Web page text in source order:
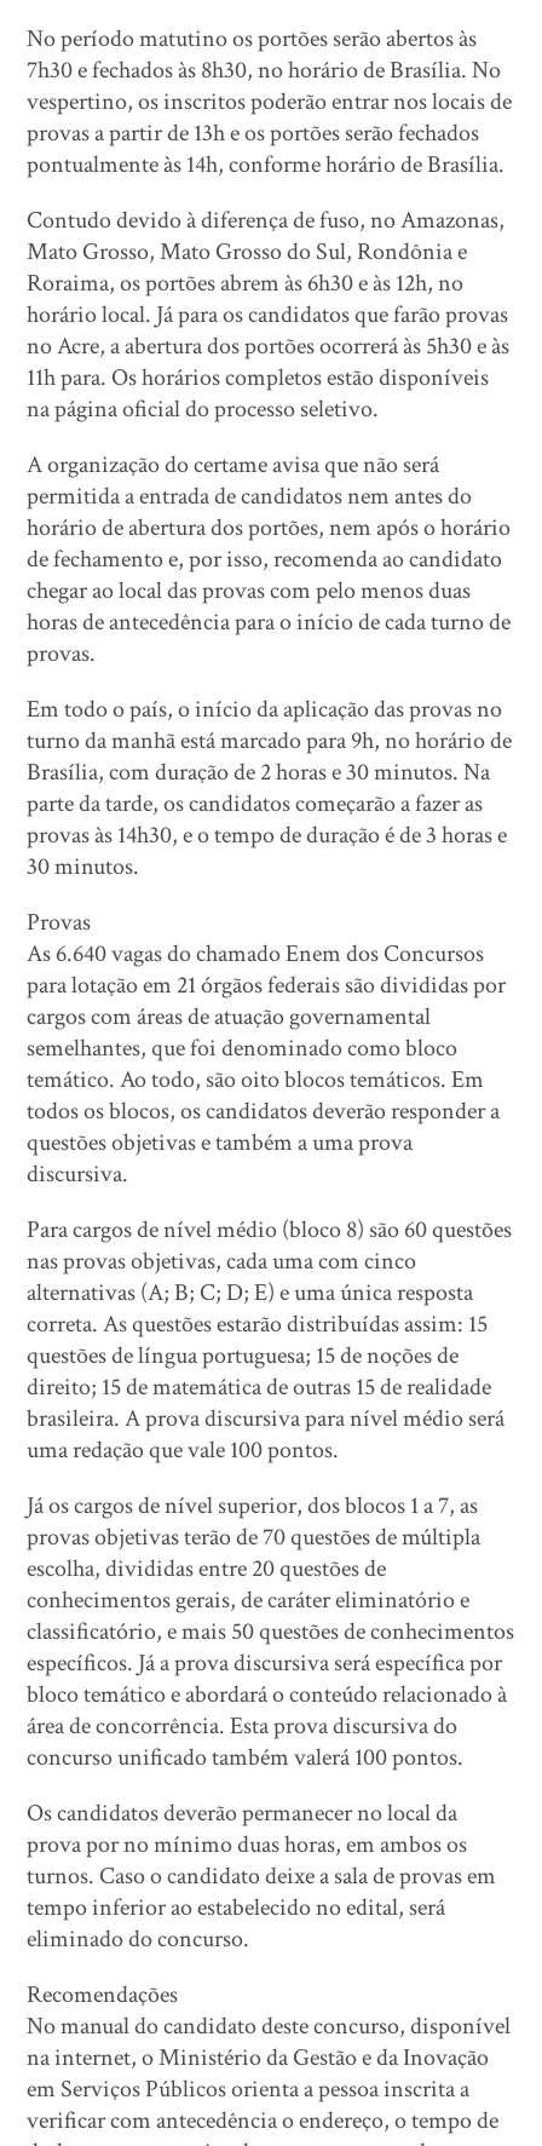
No período matutino os portões serão abertos às
7h30 e fechados às 8h30, no horário de Brasília. No
vespertino, os inscritos poderão entrar nos locais de
provas a partir de 13h e os portões serão fechados
pontualmente às 14h, conforme horário de Brasília.
Contudo devido à diferença de fuso, no Amazonas,
Mato Grosso, Mato Grosso do Sul, Rondônia e
Roraima, os portões abrem às 6h30 e às 12h, no
horário local. Já para os candidatos que farão provas
no Acre, a abertura dos portões ocorrerá às 5h30 e às
11h para. Os horários completos estão disponíveis
na página oficial do processo seletivo.
A organização do certame avisa que não será
permitida a entrada de candidatos nem antes do
horário de abertura dos portões, nem após o horário
de fechamento e, por isso, recomenda ao candidato
chegar ao local das provas com pelo menos duas
horas de antecedência para o início de cada turno de
provas.
Em todo o país, o início da aplicação das provas no
turno da manhã está marcado para 9h, no horário de
Brasília, com duração de 2 horas e 30 minutos. Na
parte da tarde, os candidatos começarão a fazer as
provas às 14h30, e o tempo de duração é de 3 horas e
30 minutos.
Provas
As 6.640 vagas do chamado Enem dos Concursos
para lotação em 21 órgãos federais são divididas por
cargos com áreas de atuação governamental
semelhantes, que foi denominado como bloco
temático. Ao todo, são oito blocos temáticos. Em
todos os blocos, os candidatos deverão responder a
questões objetivas e também a uma prova
discursiva.
Para cargos de nível médio (bloco 8) são 60 questões
nas provas objetivas, cada uma com cinco
alternativas (A; B; C; D; E) e uma única resposta
correta. As questões estarão distribuídas assim: 15
questões de língua portuguesa; 15 de noções de
direito; 15 de matemática de outras 15 de realidade
brasileira. A prova discursiva para nível médio será
uma redação que vale 100 pontos.
Já os cargos de nível superior, dos blocos 1 a 7, as
provas objetivas terão de 70 questões de múltipla
escolha, divididas entre 20 questões de
conhecimentos gerais, de caráter eliminatório e
classificatório, e mais 50 questões de conhecimentos
específicos. Já a prova discursiva será específica por
bloco temático e abordará o conteúdo relacionado à
área de concorrência. Esta prova discursiva do
concurso unificado também valerá 100 pontos.
Os candidatos deverão permanecer no local da
prova por no mínimo duas horas, em ambos os
turnos. Caso o candidato deixe a sala de provas em
tempo inferior ao estabelecido no edital, será
eliminado do concurso.
Recomendações
No manual do candidato deste concurso, disponível
na internet, o Ministério da Gestão e da Inovação
em Serviços Públicos orienta a pessoa inscrita a
verificar com antecedência o endereço, o tempo de